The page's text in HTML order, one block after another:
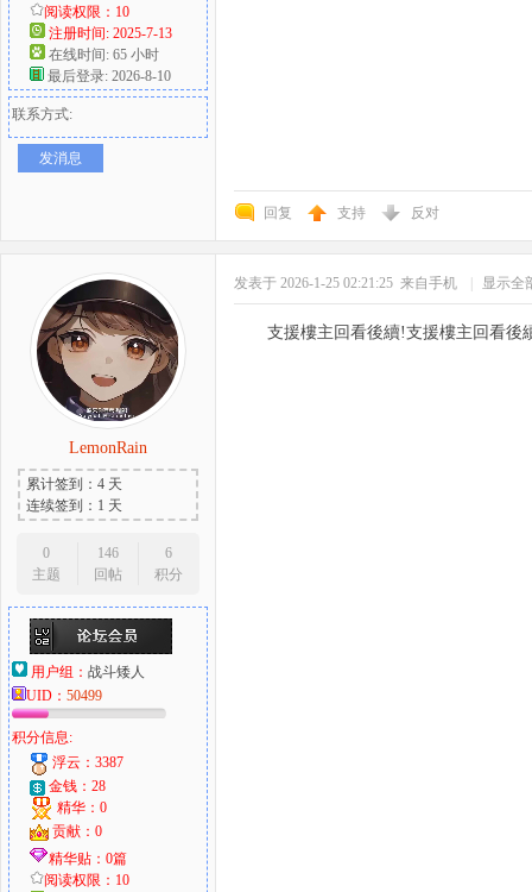
阅读权限：10
注册时间: 2025-7-13
在线时间: 65 小时
最后登录: 2026-8-10
联系方式:
发消息
回复 支持 反对
LemonRain
累计签到：4 天
连续签到：1 天
0
主题
146
回帖
6
积分
用户组： 战斗矮人
UID： 50499
积分信息:
浮云：3387
金钱：28
精华：0
贡献：0
精华贴：0篇
阅读权限：10
发表于 2026-1-25 02:21:25 来自手机 显示全
支援樓主回看後續!支援樓主回看後